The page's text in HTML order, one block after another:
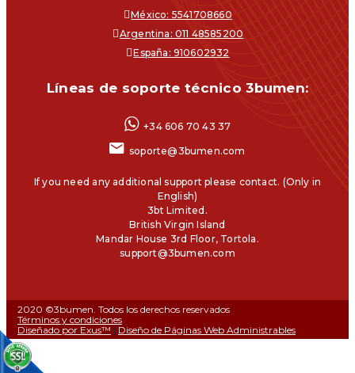
México: 5541708660
Argentina: 011 48585200
España: 910602932
Líneas de soporte técnico 3bumen:
+34 606 70 43 37
soporte@3bumen.com
If you need any additional support please contact. (Only in
English)
3bt Limited.
British Virgin Island
Mandar House 3rd Floor, Tortola.
support@3bumen.com
2020 ©3bumen. Todos los derechos reservados
Términos y condiciones
Diseñado por Exus™ | Diseño de Páginas Web Administrables